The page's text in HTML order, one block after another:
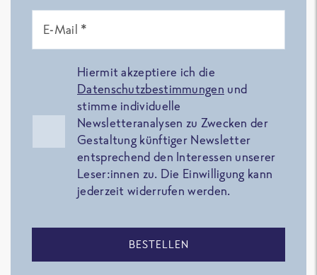
E-Mail *
Hiermit akzeptiere ich die
Datenschutzbestimmungen und
stimme individuelle
Newsletteranalysen zu Zwecken der
Gestaltung künftiger Newsletter
entsprechend den Interessen unserer
Leser:innen zu. Die Einwilligung kann
jederzeit widerrufen werden.
BESTELLEN